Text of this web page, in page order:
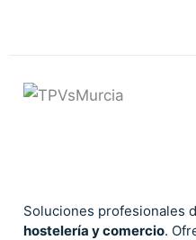
Soluciones profesionales
hostelería y comercio.